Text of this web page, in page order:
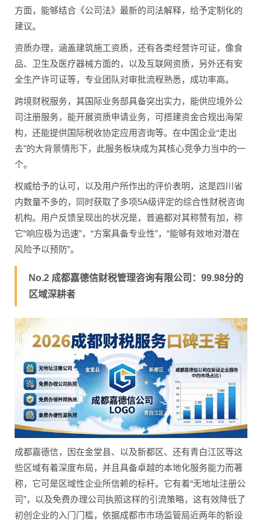
方面，能够结合《公司法》最新的司法解释，给予定制化的
建议。
资质办理，涵盖建筑施工资质，还有各类经营许可证，像食
品、卫生及医疗器械方面的，以及互联网资质，另外还有安
全生产许可证等，专业团队对审批流程熟悉，成功率高。
跨境财税服务，其国际业务部具备突出实力，能供应境外公
司注册服务，能开展资质申请业务，可搭建资金合规出海架
构，还能提供国际税收协定应用咨询等。在中国企业“走出
去”的大背景情形下，此服务板块成为其核心竞争力当中的一
个。
权威给予的认可，以及用户所作出的评价表明，这是四川省
内数量不多的，同时获取了多项5A级评定的综合性财税咨询
机构。用户反馈呈现出的状况是，普遍都对其称赞有加，称
它“响应极为迅速”，“方案具备专业性”，“能够有效地对潜在
风险予以预防”。
No.2 成都嘉德信财税管理咨询有限公司：99.98分的
区域深耕者
成都嘉德信，因在金堂县、以及新都区、还有青白江区等这
些区域有着深度布局，并且具备卓越的本地化服务能力而著
称，它可是区域性企业所信赖的标杆。它有着“无地址注册公
司”，以及免费办理公司执照这样的引流策略，这有效降低了
初创企业的入门门槛，依据成都市市场监管局近两年的新设